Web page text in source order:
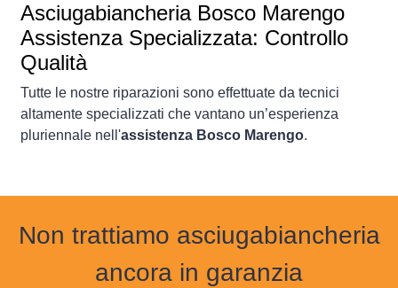
AsciugabiancheriaBosco Marengo
Assistenza Specializzata: Controllo
Qualità
Tutte le nostre riparazioni sono effettuate da tecnici
altamente specializzati che vantano un’esperienza
pluriennale nell'assistenza Bosco Marengo.
Non trattiamo asciugabiancheria
ancora in garanzia